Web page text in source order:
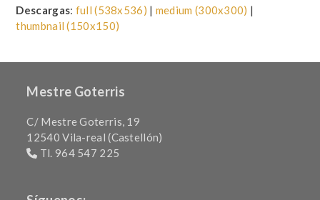
Descargas: full (538x536) | medium (300x300) |
thumbnail (150x150)
Mestre Goterris
C/ Mestre Goterris, 19
12540 Vila-real (Castellón)
Tl. 964 547 225